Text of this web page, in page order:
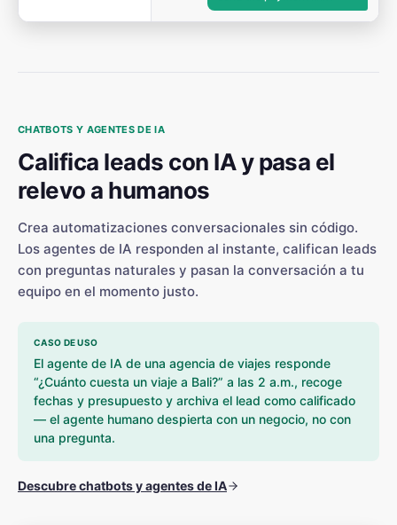
CHATBOTS Y AGENTES DE IA
Califica leads con IA y pasa el
relevo a humanos
Crea automatizaciones conversacionales sin código.
Los agentes de IA responden al instante, califican leads
con preguntas naturales y pasan la conversación a tu
equipo en el momento justo.
CASO DE USO
El agente de IA de una agencia de viajes responde
“¿Cuánto cuesta un viaje a Bali?” a las 2 a.m., recoge
fechas y presupuesto y archiva el lead como calificado
— el agente humano despierta con un negocio, no con
una pregunta.
Descubre chatbots y agentes de IA